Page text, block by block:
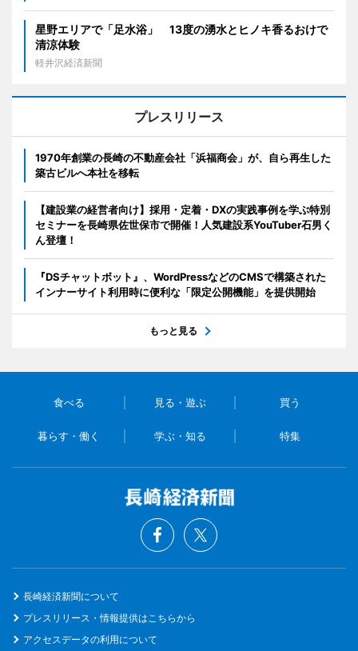
星野エリアで「足水浴」 13度の湧水とヒノキ香るおけで
清涼体験
軽井沢経済新聞
プレスリリース
1970年創業の長崎の不動産会社「浜福商会」が、自ら再生した
築古ビルへ本社を移転
【建設業の経営者向け】採用・定着・DXの実践事例を学ぶ特別
セミナーを長崎県佐世保市で開催！人気建設系YouTuber石男く
ん登壇！
『DSチャットボット』、WordPressなどのCMSで構築された
インナーサイト利用時に便利な「限定公開機能」を提供開始
もっと見る
食べる 見る・遊ぶ 買う
暮らす・働く 学ぶ・知る 特集
長崎経済新聞について
プレスリリース・情報提供はこちらから
アクセスデータの利用について